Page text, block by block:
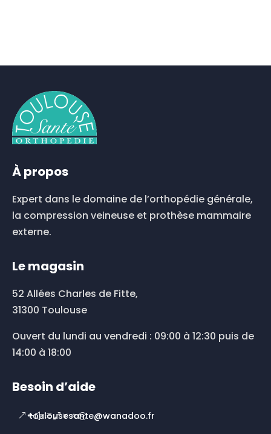
À propos
Expert dans le domaine de l’orthopédie générale,
la compression veineuse et prothèse mammaire
externe.
Le magasin
52 Allées Charles de Fitte,
31300 Toulouse
Ouvert du lundi au vendredi : 09:00 à 12:30 puis de
14:00 à 18:00
Besoin d’aide
toulousesante@wanadoo.fr